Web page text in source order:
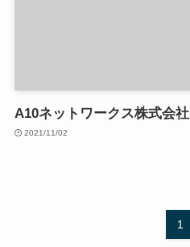
A10ネットワークス株式会社
2021/11/02
1